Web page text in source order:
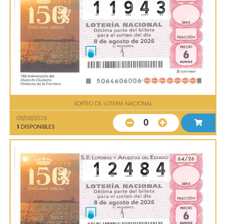
SORTEO DE LOTERIA NACIONAL
08/08/2026
1 DISPONIBLES 0